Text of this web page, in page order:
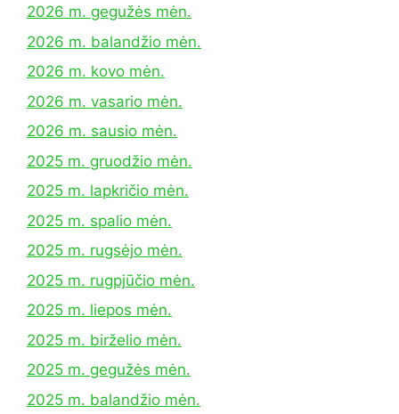
2026 m. gegužės mėn.
2026 m. balandžio mėn.
2026 m. kovo mėn.
2026 m. vasario mėn.
2026 m. sausio mėn.
2025 m. gruodžio mėn.
2025 m. lapkričio mėn.
2025 m. spalio mėn.
2025 m. rugsėjo mėn.
2025 m. rugpjūčio mėn.
2025 m. liepos mėn.
2025 m. birželio mėn.
2025 m. gegužės mėn.
2025 m. balandžio mėn.